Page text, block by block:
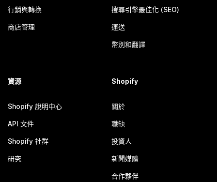
行銷與轉換
商店管理
搜尋引擎最佳化 (SEO)
運送
幣別和翻譯
資源
Shopify 說明中心
API 文件
Shopify 社群
研究
Shopify
關於
職缺
投資人
新聞媒體
合作夥伴